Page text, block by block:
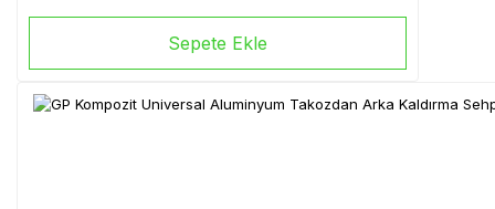
Sepete Ekle